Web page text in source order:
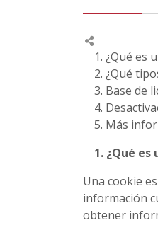
1. ¿Qué es
2. ¿Qué
3. Base de
4.
5. Más
1. ¿Qué es
Una cookie
información
obtener